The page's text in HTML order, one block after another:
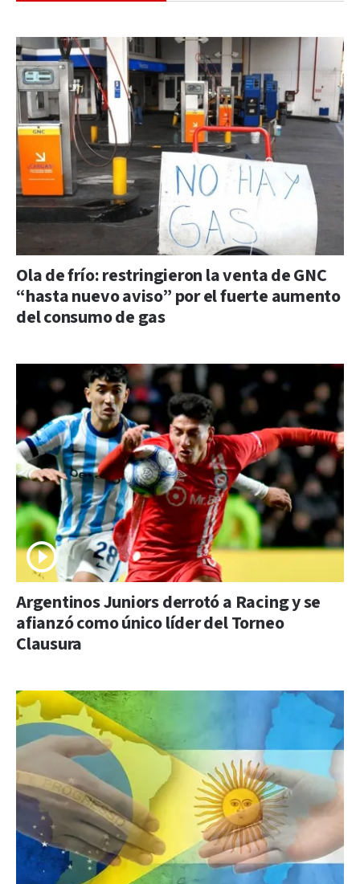
Ola de frío: restringieron la venta de GNC
“hasta nuevo aviso” por el fuerte aumento
del consumo de gas
Argentinos Juniors derrotó a Racing y se
afianzó como único líder del Torneo
Clausura